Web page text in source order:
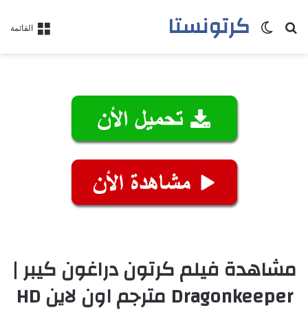
القائمة كرتونستابحث عنالوضع المظلم
مشاهدة فيلم كرتون دراغون كيبر |
Dragonkeeper مترجم اون لاين HD